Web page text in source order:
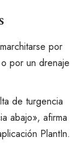
por
por un drenaje
de turgencia
abajo», afirma
PlantIn.